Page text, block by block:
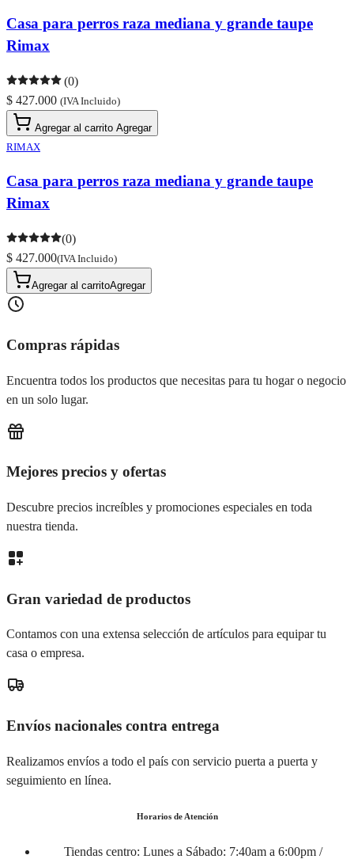
Casa para perros raza mediana y grande taupe
Rimax
(0)
$ 427.000 (IVA Incluido)
Agregar al carrito Agregar
RIMAX
Casa para perros raza mediana y grande taupe
Rimax
(0)
$ 427.000(IVA Incluido)
Agregar al carritoAgregar
Compras rápidas
Encuentra todos los productos que necesitas para tu hogar o negocio
en un solo lugar.
Mejores precios y ofertas
Descubre precios increíbles y promociones especiales en toda
nuestra tienda.
Gran variedad de productos
Contamos con una extensa selección de artículos para equipar tu
casa o empresa.
Envíos nacionales contra entrega
Realizamos envíos a todo el país con servicio puerta a puerta y
seguimiento en línea.
Horarios de Atención
Tiendas centro: Lunes a Sábado: 7:40am a 6:00pm /